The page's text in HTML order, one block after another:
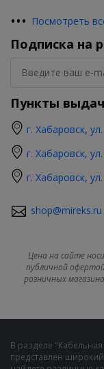
••• Посмотреть
Подписка на
Пункты
г. Хабаровск,
г. Хабаровск,
г. Хабаровск,
shop@mireks.ru
Цена на сайте
публичной
розничных
В разделе
представлен